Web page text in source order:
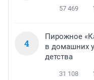
57 469
4
Пирожное
в домашних
детства
31 108